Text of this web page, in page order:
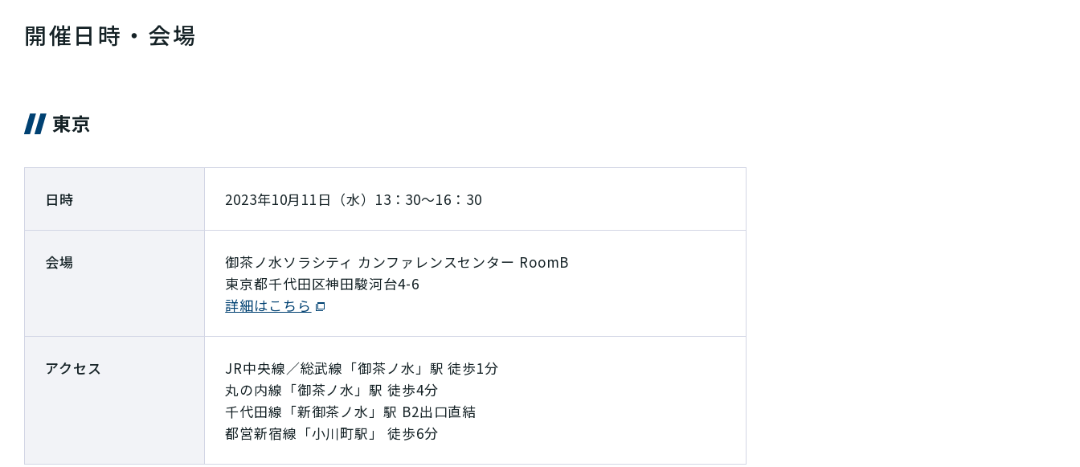
開催日時・会場
東京
日時 2023年10月11日（水）13：30～16：30
会場
御茶ノ水ソラシティ カンファレンスセンター RoomB
東京都千代田区神田駿河台4-6
詳細はこちら
アクセス
JR中央線／総武線「御茶ノ水」駅 徒歩1分
丸の内線「御茶ノ水」駅 徒歩4分
千代田線「新御茶ノ水」駅 B2出口直結
都営新宿線「小川町駅」 徒歩6分